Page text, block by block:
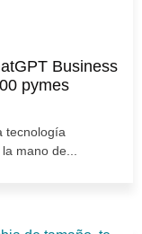
Business
pymes
tecnología
mano de...